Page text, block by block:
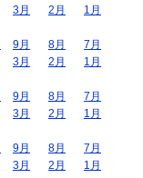
3月 2月
1月
9月 8月
7月
3月 2月
1月
9月 8月
7月
3月 2月
1月
9月 8月
7月
3月 2月
1月